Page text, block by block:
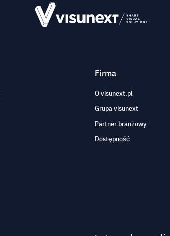
Firma
O visunext.pl
Grupa visunext
Partner branżowy
Dostępność